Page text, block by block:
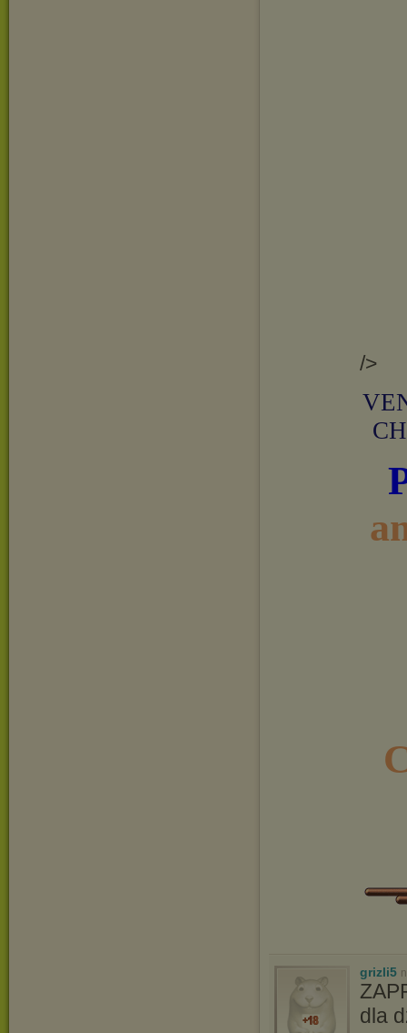
/>
grizli5
dla